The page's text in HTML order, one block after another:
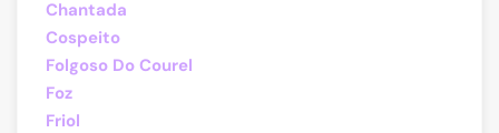
Chantada
Cospeito
Folgoso Do Courel
Foz
Friol